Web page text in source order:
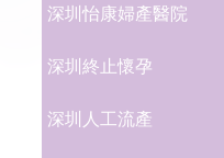
深圳怡康婦產醫院
深圳終止懷孕
深圳人工流產